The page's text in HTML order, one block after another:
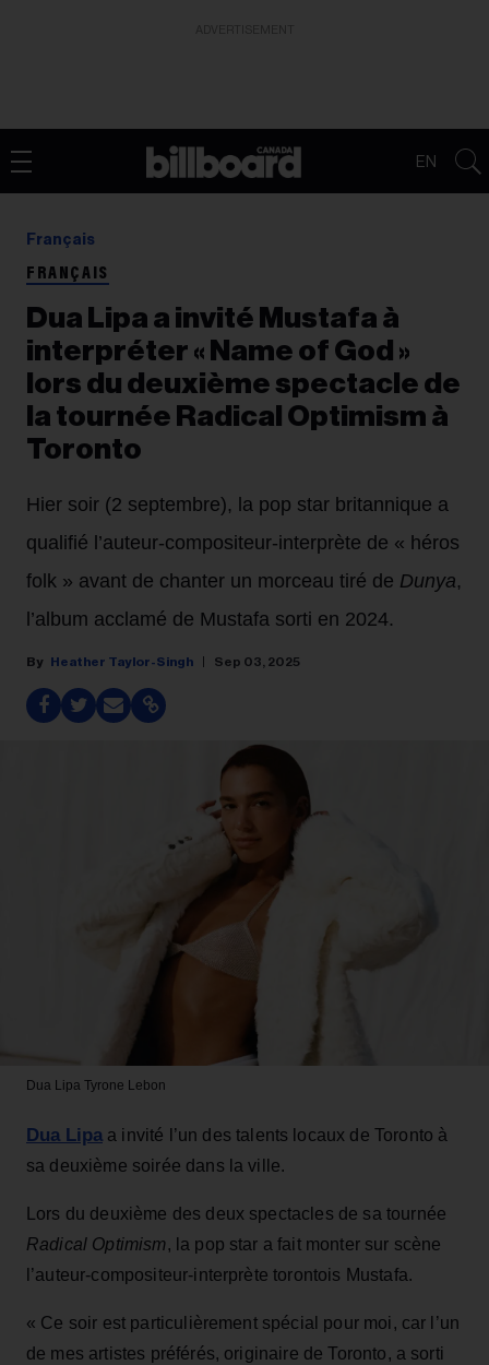
EN
Français
FRANÇAIS
Dua Lipa a invité Mustafa à
interpréter « Name of God »
lors du deuxième spectacle de
la tournée Radical Optimism à
Toronto
Hier soir (2 septembre), la pop star britannique a
qualifié l’auteur-compositeur-interprète de « héros
folk » avant de chanter un morceau tiré de Dunya,
l’album acclamé de Mustafa sorti en 2024.
Heather Taylor-Singh Sep 03, 2025
Dua Lipa Tyrone Lebon
Dua Lipa a invité l’un des talents locaux de Toronto à
sa deuxième soirée dans la ville.
Lors du deuxième des deux spectacles de sa tournée
Radical Optimism, la pop star a fait monter sur scène
l’auteur-compositeur-interprète torontois Mustafa.
« Ce soir est particulièrement spécial pour moi, car l’un
de mes artistes préférés, originaire de Toronto, a sorti